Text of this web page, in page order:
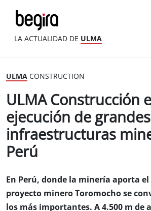
LA ACTUALIDAD DE ULMA
ULMA CONSTRUCTION
ULMA Construcción
ejecución de grandes
infraestructuras
Perú
En Perú, donde la minería aporta el
proyecto minero Toromocho se
los más importantes. A 4.500 m de